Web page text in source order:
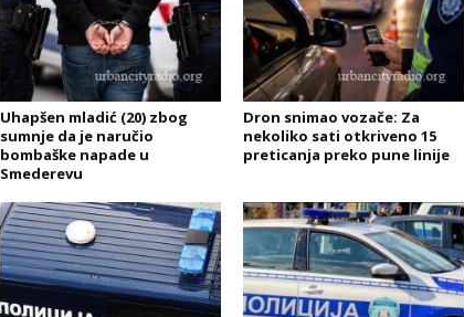
Uhapšen mladić (20) zbog
sumnje da je naručio
bombaške napade u
Smederevu
Dron snimao vozače: Za
nekoliko sati otkriveno 15
preticanja preko pune linije